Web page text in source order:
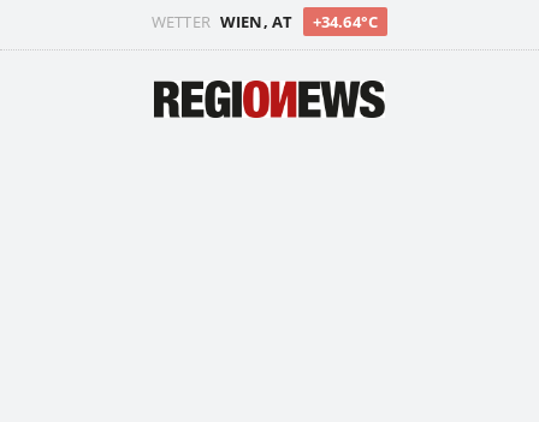
WETTER WIEN, AT +34.64°C